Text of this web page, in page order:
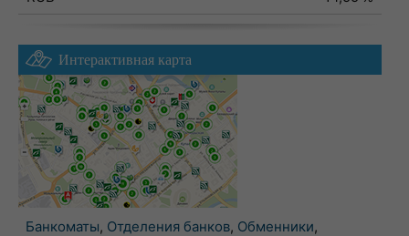
Интерактивная карта
Банкоматы, Отделения банков, Обменники,